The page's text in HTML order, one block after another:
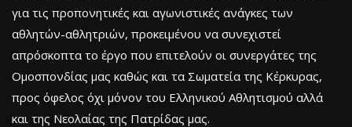
για τις προπονητικές και αγωνιστικές ανάγκες των
αθλητών-αθλητριών, προκειμένου να συνεχιστεί
απρόσκοπτα το έργο που επιτελούν οι συνεργάτες της
Ομοσπονδίας μας καθώς και τα Σωματεία της Κέρκυρας,
προς όφελος όχι μόνον του Ελληνικού Αθλητισμού αλλά
και της Νεολαίας της Πατρίδας μας.